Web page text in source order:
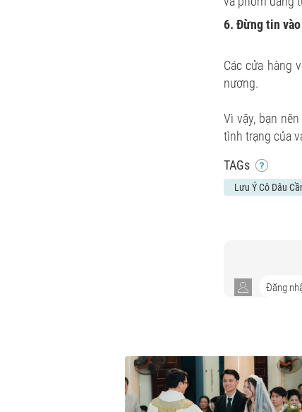
6. Đừng tin
Các cửa hàng
nương.
Vì vậy, bạn
tình trạng của
TAGs
Lưu Ý Cô Dâu